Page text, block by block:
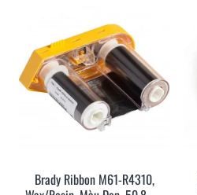
Brady Ribbon M61-R4310,